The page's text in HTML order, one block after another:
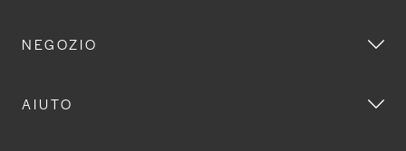
NEGOZIO
AIUTO